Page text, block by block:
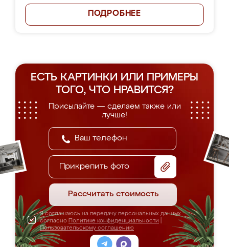
ПОДРОБНЕЕ
ЕСТЬ КАРТИНКИ ИЛИ ПРИМЕРЫ
ТОГО, ЧТО НРАВИТСЯ?
Присылайте — сделаем также или
лучше!
Прикрепить фото
Рассчитать стоимость
Я соглашаюсь на передачу персональных данных
согласно Политике конфиденциальности
Пользовательскому соглашению